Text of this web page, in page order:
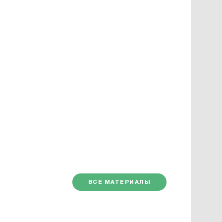
ВСЕ МАТЕРИАЛЫ